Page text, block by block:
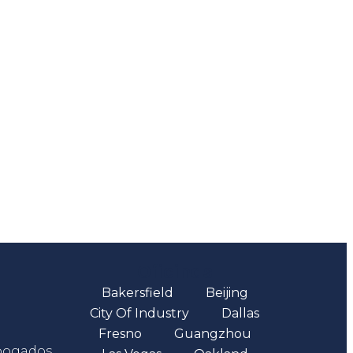
Bakersfield
Beijing
City Of Industry
Dallas
Fresno
Guangzhou